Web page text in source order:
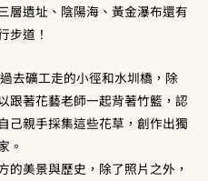
層遺址、陰陽海、黃金瀑布還有
步道！
去礦工走的小徑和水圳橋，除
跟著花藝老師一起背著竹籃，認
己親手採集這些花草，創作出獨
。
的美景與歷史，除了照片之外，